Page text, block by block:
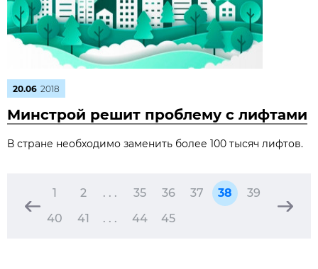
20.06 2018
Минстрой решит проблему с лифтами
В стране необходимо заменить более 100 тысяч лифтов.
1 2 . . . 35 36 37 38
39
40
41 . . . 44 45